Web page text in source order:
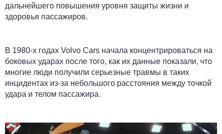
дальнейшего повышения уровня защиты жизни и
здоровья пассажиров.
В 1980-х годах Volvo Cars начала концентрироваться на
боковых ударах после того, как их данные показали, что
многие люди получили серьезные травмы в таких
инцидентах из-за небольшого расстояния между точкой
удара и телом пассажира.